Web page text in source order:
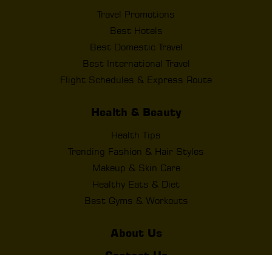
Travel Promotions
Best Hotels
Best Domestic Travel
Best International Travel
Flight Schedules & Express Route
Health & Beauty
Health Tips
Trending Fashion & Hair Styles
Makeup & Skin Care
Healthy Eats & Diet
Best Gyms & Workouts
About Us